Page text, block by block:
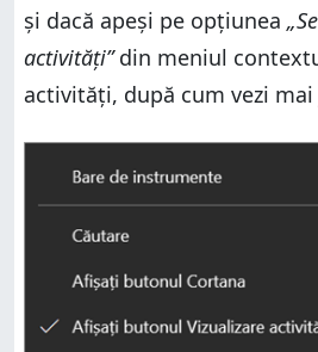
și dacă apeși pe opțiunea
activități”din meniul
activități, după cum vezi mai